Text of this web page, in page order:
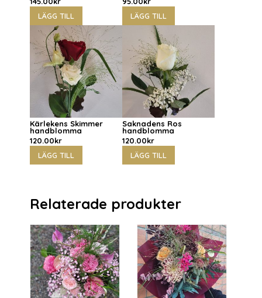
LÄGG TILL
LÄGG TILL
Kärlekens Skimmer
handblomma
120.00kr
LÄGG TILL
Saknadens Ros
handblomma
120.00kr
LÄGG TILL
Relaterade produkter